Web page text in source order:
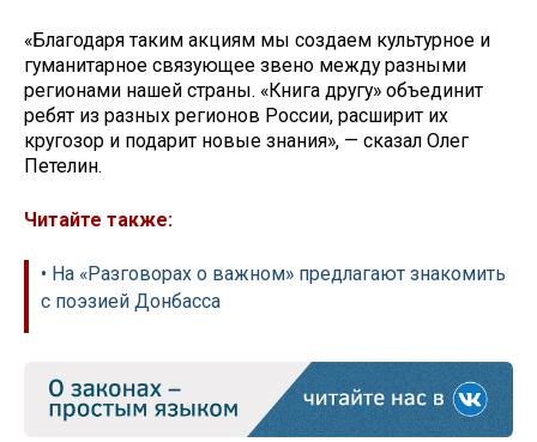
«Благодаря таким акциям мы создаем культурное и
гуманитарное связующее звено между разными
регионами нашей страны. «Книга другу» объединит
ребят из разных регионов России, расширит их
кругозор и подарит новые знания», — сказал Олег
Петелин.
Читайте также:
• На «Разговорах о важном» предлагают знакомить
с поэзией Донбасса